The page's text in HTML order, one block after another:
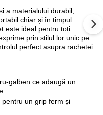
a materialului durabil,
chiar și în timpul
este ideal pentru toți
prin stilul lor unic pe
perfect asupra rachetei.
galben ce adaugă un
pentru un grip ferm și